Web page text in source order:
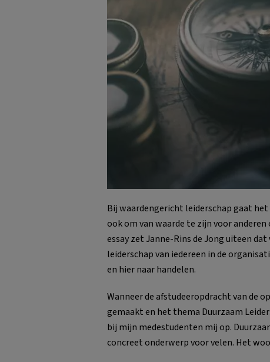
Bij waardengericht leiderschap gaat
ook om van waarde te zijn voor
essay zet Janne-Rins de Jong uiteen
leiderschap van iedereen in de
en hier naar handelen.
Wanneer de afstudeeropdracht van de
gemaakt en het thema Duurzaam
bij mijn medestudenten mij op.
concreet onderwerp voor velen. Het